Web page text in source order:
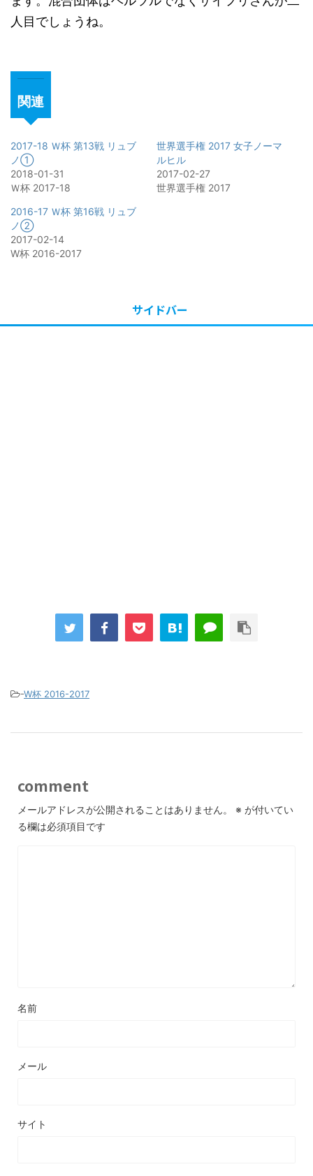
人目でしょうね。
関連
2017-18 Ｗ杯 第13戦 リュブ
ノ①
2018-01-31
Ｗ杯 2017-18
世界選手権 2017 女子ノーマ
ルヒル
2017-02-27
世界選手権 2017
2016-17 Ｗ杯 第16戦 リュブ
ノ②
2017-02-14
W杯 2016-2017
サイドバー
-W杯 2016-2017
comment
メールアドレスが公開されることはありません。 ※ が付いてい
る欄は必須項目です
名前
メール
サイト